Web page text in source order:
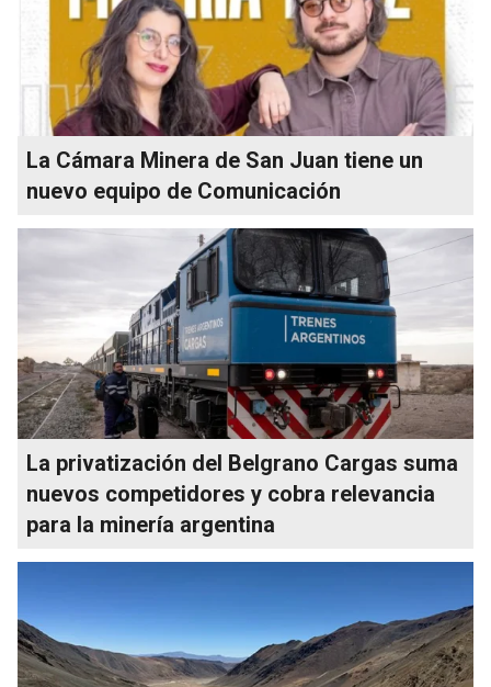
La Cámara Minera de San Juan tiene un
nuevo equipo de Comunicación
La privatización del Belgrano Cargas suma
nuevos competidores y cobra relevancia
para la minería argentina